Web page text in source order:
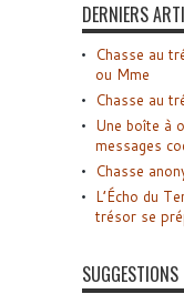
DERNIERS
Chasse au
ou Mme
Chasse au
Une boîte à
messages
Chasse
L’Écho du
trésor se
SUGGESTIONS